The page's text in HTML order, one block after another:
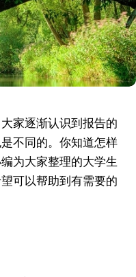
家逐渐认识到报告的
不同的。你知道怎样
为大家整理的大学生
可以帮助到有需要的